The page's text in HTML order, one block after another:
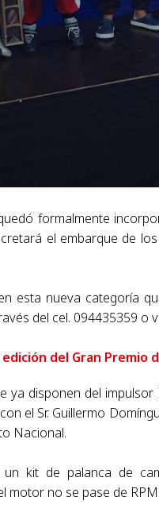
formalmente
el embarque de
esta nueva categoría
del cel. 094435359 o
edición del Gran Premio
ya disponen del
el Sr. Guillermo
Nacional.
kit de palanca de
motor no se pase de RPM.